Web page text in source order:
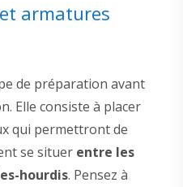
armatures
de préparation avant
Elle consiste à placer
qui permettront de
se situer entre les
hourdis. Pensez à